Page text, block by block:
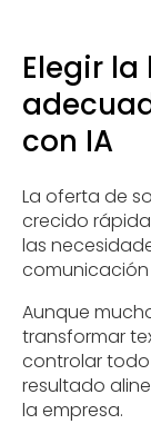
Elegir
con IA
La oferta de
crecido
las
Aunque
transformar
controlar
resultado
la empresa.